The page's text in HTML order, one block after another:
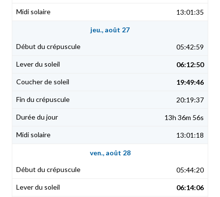
13:01:35
jeu., août 27
05:42:59
06:12:50
19:49:46
20:19:37
13h 36m 56s
13:01:18
ven., août 28
05:44:20
06:14:06